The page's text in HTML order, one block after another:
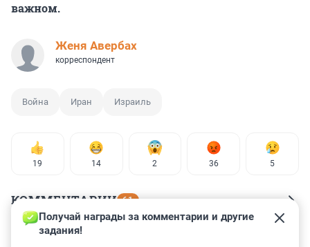
важном.
Женя Авербах
корреспондент
Война Иран Израиль
19 14 2 36 5
КОММЕНТАРИИ 61
Гость
Получай награды за комментарии и другие
задания!